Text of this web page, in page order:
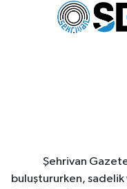
Şehrivan
buluştururken,